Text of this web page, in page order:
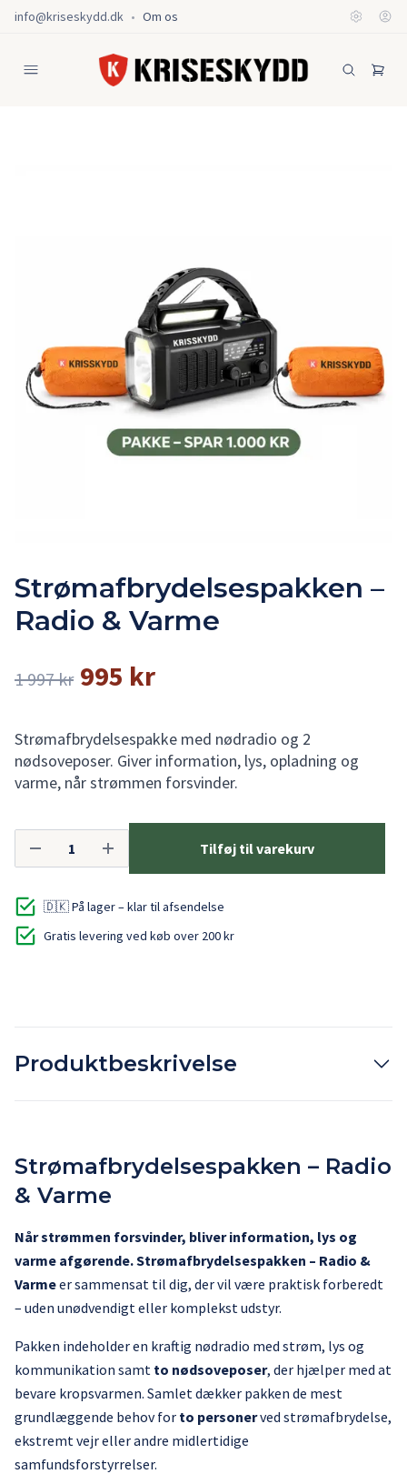
info@kriseskydd.dk • Om os
Strømafbrydelsespakken –
Radio & Varme
1 997 kr 995 kr
Strømafbrydelsespakke med nødradio og 2
nødsoveposer. Giver information, lys, opladning og
varme, når strømmen forsvinder.
Tilføj til varekurv
🇩🇰 På lager – klar til afsendelse
Gratis levering ved køb over 200 kr
Produktbeskrivelse
Strømafbrydelsespakken – Radio
& Varme
Når strømmen forsvinder, bliver information, lys og
varme afgørende.Strømafbrydelsespakken – Radio &
Varmeer sammensat til dig, der vil være praktisk forberedt
– uden unødvendigt eller komplekst udstyr.
Pakken indeholder en kraftig nødradio med strøm, lys og
kommunikation samt to nødsoveposer, der hjælper med at
bevare kropsvarmen. Samlet dækker pakken de mest
grundlæggende behov for to personerved strømafbrydelse,
ekstremt vejr eller andre midlertidige
samfundsforstyrrelser.